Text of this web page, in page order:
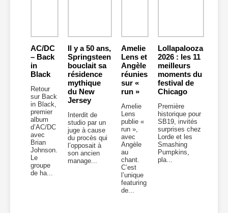
AC/DC
– Back
in
Black
Retour
sur Back
in Black,
premier
album
d’AC/DC
avec
Brian
Johnson.
Le
groupe
de ha...
Il y a 50 ans,
Springsteen
bouclait sa
résidence
mythique
du New
Jersey
Interdit de
studio par un
juge à cause
du procès qui
l’opposait à
son ancien
manage...
Amelie
Lens et
Angèle
réunies
sur «
run »
Amelie
Lens
publie «
run »,
avec
Angèle
au
chant.
C’est
l’unique
featuring
de...
Lollapalooza
2026 : les 11
meilleurs
moments du
festival de
Chicago
Première
historique pour
SB19, invités
surprises chez
Lorde et les
Smashing
Pumpkins,
pla...